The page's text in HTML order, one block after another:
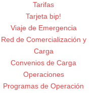
Tarifas
Tarjeta bip!
Viaje de Emergencia
Red de Comercialización y
Carga
Convenios de Carga
Operaciones
Programas de Operación